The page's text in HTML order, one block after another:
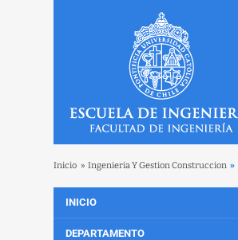
Inicio » Ingenieria Y Gestion Construccion »
INICIO
DEPARTAMENTO